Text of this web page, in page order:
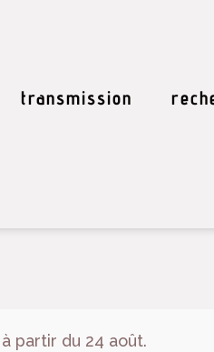
transmission
partir du 24 août.